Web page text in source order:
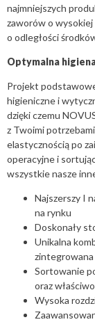
najmniejszych
zaworów o
o odległości
Optymalna
Projekt
higieniczne i
dzięki czemu
z Twoimi
elastycznością po
operacyjne i
wszystkie nasze
Najszerszy I
na rynku
Doskonały
Unikalna
Sortowanie
oraz
Wysoka